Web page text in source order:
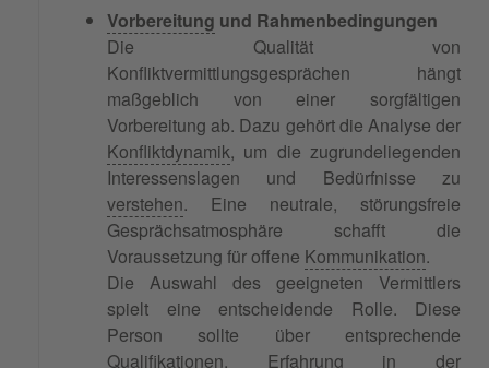
Vorbereitung und Rahmenbedingungen
Die Qualität von
Konfliktvermittlungsgesprächen hängt
maßgeblich von einer sorgfältigen
Vorbereitung ab. Dazu gehört die Analyse der
Konfliktdynamik, um die zugrundeliegenden
Interessenslagen und Bedürfnisse zu
verstehen. Eine neutrale, störungsfreie
Gesprächsatmosphäre schafft die
Voraussetzung für offene Kommunikation.
Die Auswahl des geeigneten Vermittlers
spielt eine entscheidende Rolle. Diese
Person sollte über entsprechende
Qualifikationen, Erfahrung in der